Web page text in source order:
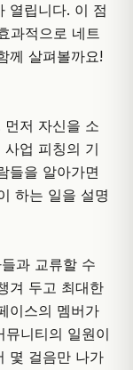
열립니다. 이 점
과적으로 네트
께 살펴볼까요!
먼저 자신을 소
업 피칭의 기
들을 알아가면
하는 일을 설명
과 교류할 수
겨 두고 최대한
이스의 멤버가
니티의 일원이
몇 걸음만 나가